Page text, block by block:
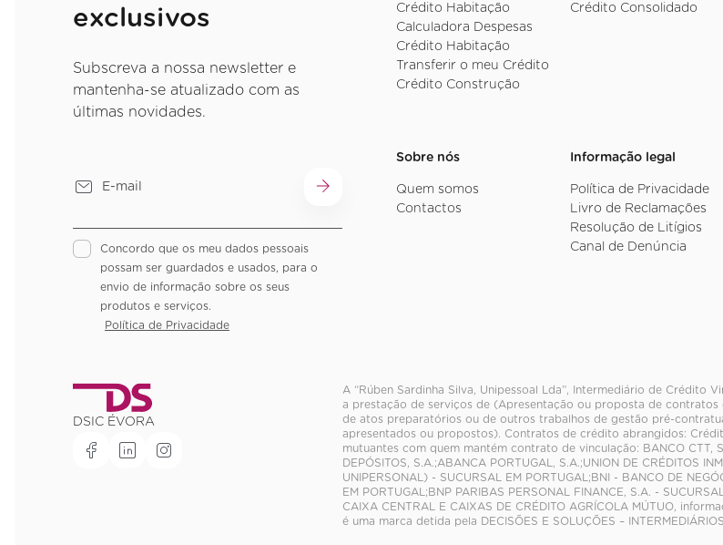
exclusivos
Subscreva a nossa newsletter e
mantenha-se atualizado com as
últimas novidades.
Concordo que os meu dados pessoais
possam ser guardados e usados, para o
envio de informação sobre os seus
produtos e serviços.
Política de Privacidade
Crédito Habitação
Calculadora Despesas
Crédito Habitação
Transferir o meu Crédito
Crédito Construção
Crédito Consolidado
Sobre nós
Quem somos
Contactos
Informação legal
Política de Privacidade
Livro de Reclamações
Resolução de Litígios
Canal de Denúncia
DSIC ÉVORA
A “Rúben Sardinha Silva, Unipessoal Lda”, Intermediário de
a prestação de serviços de (Apresentação ou proposta de
de atos preparatórios ou de outros trabalhos de gestão pré-
apresentados ou propostos). Contratos de crédito abrangidos:
mutuantes com quem mantém contrato de vinculação: BANCO CTT,
DEPÓSITOS, S.A.;ABANCA PORTUGAL, S.A.;UNION DE CRÉDITOS
UNIPERSONAL) - SUCURSAL EM PORTUGAL;BNI - BANCO DE
EM PORTUGAL;BNP PARIBAS PERSONAL FINANCE, S.A. -
CAIXA CENTRAL E CAIXAS DE CRÉDITO AGRÍCOLA MÚTUO,
é uma marca detida pela DECISÕES E SOLUÇÕES –